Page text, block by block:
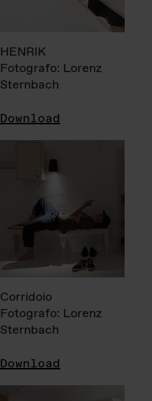
HENRIK
Fotografo: Lorenz
Sternbach
Download
Corridoio
Fotografo: Lorenz
Sternbach
Download